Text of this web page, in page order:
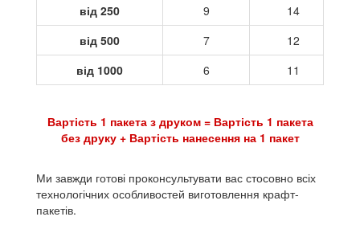
від 250
9
14
від 500
7
12
від 1000
6 11
Вартість 1 пакета з друком = Вартість 1 пакета
без друку + Вартість нанесення на 1 пакет
Ми завжди готові проконсультувати вас стосовно всіх
технологічних особливостей виготовлення крафт-
пакетів.